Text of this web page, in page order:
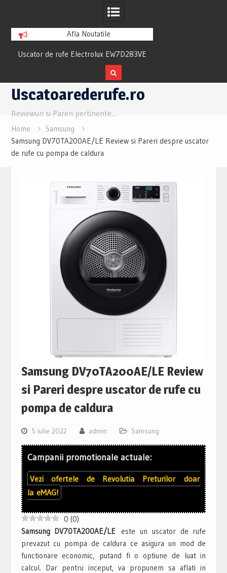
Afla Noutatile
Uscator de rufe Electrolux EW7D283VE
Review si Pareri utile
Skip
content
Uscatoarederufe.ro
Reviewuri si Pareri pertinente…
Home
Samsung
Samsung DV70TA200AE/LE Review si Pareri despre uscator
de rufe cu pompa de caldura
Samsung DV70TA200AE/LE Review
si Pareri despre uscator de rufe cu
pompa de caldura
5 iulie 2022 admin Samsung
Campanii promotionale actuale:
Vezi ofertele de Revolutia Preturilor
doar
la eMAG!
0 (0)
Samsung DV70TA200AE/LE este un uscator de rufe
prevazut cu pompa de caldura ce asigura un mod de
functionare economic, putand fi o optiune de luat in
calcul. Dar pentru inceput, va propunem sa aflati in